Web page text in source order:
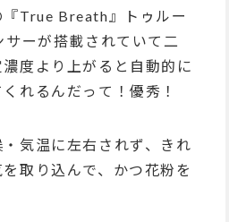
True Breath』トゥルー
ーが搭載されていて二
度より上がると自動的に
れるんだって！優秀！
気温に左右されず、きれ
取り込んで、かつ花粉を